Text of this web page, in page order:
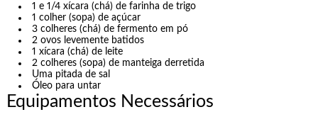
1 e 1/4 xícara (chá) de farinha de trigo
1 colher (sopa) de açúcar
3 colheres (chá) de fermento em pó
2 ovos levemente batidos
1 xícara (chá) de leite
2 colheres (sopa) de manteiga derretida
Uma pitada de sal
Óleo para untar
Equipamentos Necessários